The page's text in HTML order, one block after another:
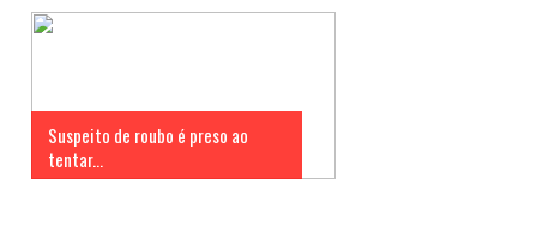
Suspeito de roubo é preso ao
tentar...